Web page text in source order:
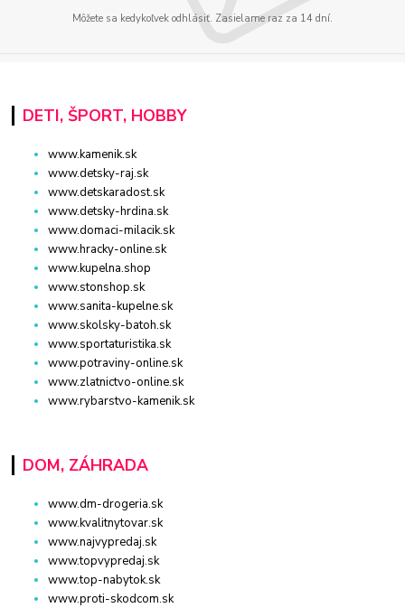
Môžete sa kedykoľvek odhlásiť. Zasielame raz za 14 dní.
DETI, ŠPORT, HOBBY
www.kamenik.sk
www.detsky-raj.sk
www.detskaradost.sk
www.detsky-hrdina.sk
www.domaci-milacik.sk
www.hracky-online.sk
www.kupelna.shop
www.stonshop.sk
www.sanita-kupelne.sk
www.skolsky-batoh.sk
www.sportaturistika.sk
www.potraviny-online.sk
www.zlatnictvo-online.sk
www.rybarstvo-kamenik.sk
DOM, ZÁHRADA
www.dm-drogeria.sk
www.kvalitnytovar.sk
www.najvypredaj.sk
www.topvypredaj.sk
www.top-nabytok.sk
www.proti-skodcom.sk